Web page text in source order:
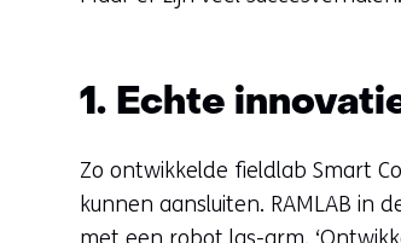
1. Echte
Zo ontwikkelde fieldlab Smart
kunnen aansluiten. RAMLAB